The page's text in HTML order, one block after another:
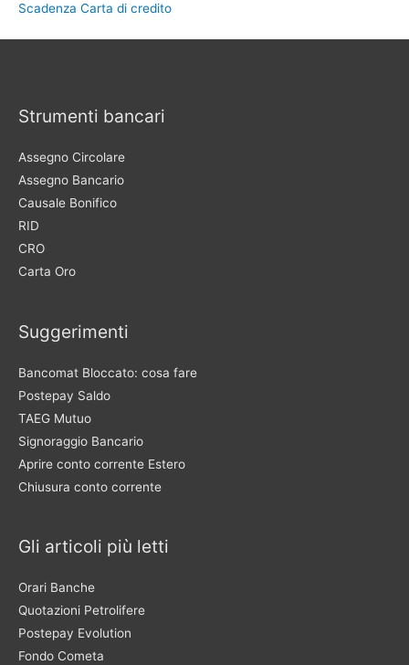
Scadenza Carta di credito
Strumenti bancari
Assegno Circolare
Assegno Bancario
Causale Bonifico
RID
CRO
Carta Oro
Suggerimenti
Bancomat Bloccato: cosa fare
Postepay Saldo
TAEG Mutuo
Signoraggio Bancario
Aprire conto corrente Estero
Chiusura conto corrente
Gli articoli più letti
Orari Banche
Quotazioni Petrolifere
Postepay Evolution
Fondo Cometa